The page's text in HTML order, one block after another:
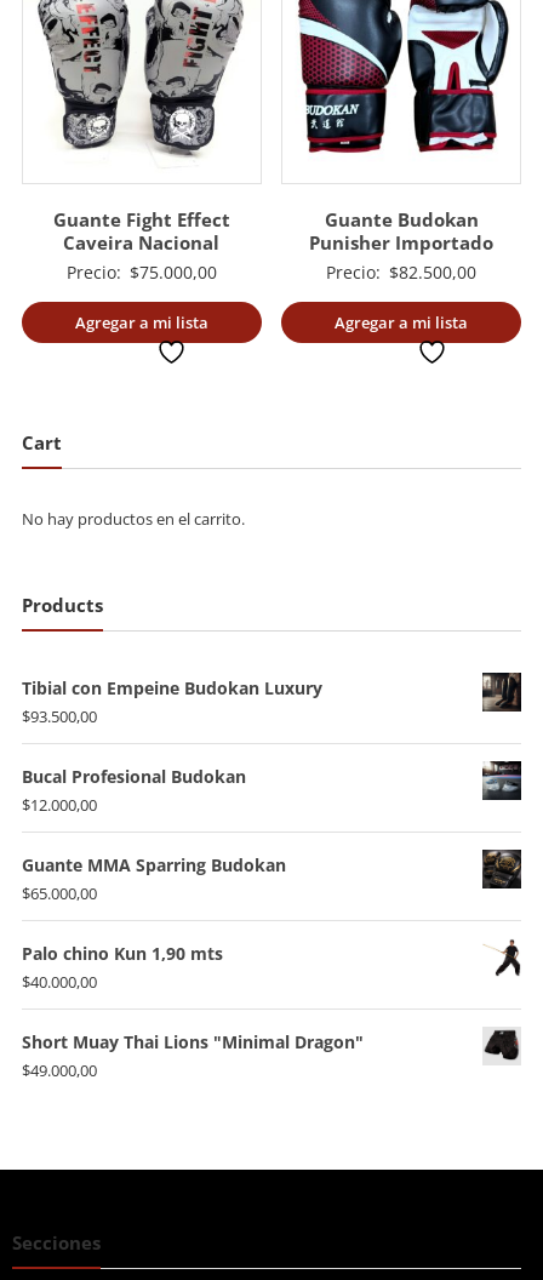
Guante Fight Effect
Caveira Nacional
Precio: $75.000,00
Agregar a mi lista
Guante Budokan
Punisher Importado
Precio: $82.500,00
Agregar a mi lista
Cart
No hay productos en el carrito.
Products
Tibial con Empeine Budokan Luxury
$93.500,00
Bucal Profesional Budokan
$12.000,00
Guante MMA Sparring Budokan
$65.000,00
Palo chino Kun 1,90 mts
$40.000,00
Short Muay Thai Lions "Minimal Dragon"
$49.000,00
Secciones